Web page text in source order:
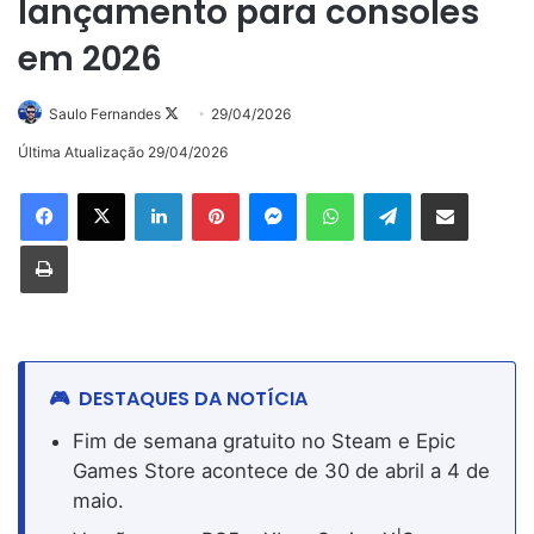
lançamento para consoles
em 2026
Saulo Fernandes
Follow29/04/2026
Última Atualização 29/04/2026
LinkedinPinterestMessengerWhatsAppTelegramCompartilhar via e-mail
Imprimir
DESTAQUES DA NOTÍCIA
Fim de semana gratuito no Steam e Epic
Games Store acontece de 30 de abril a 4 de
maio.